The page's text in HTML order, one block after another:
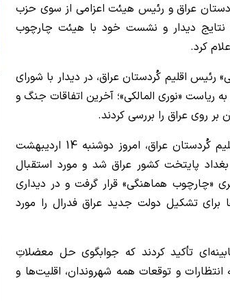
عراق و رئیس هیئت اعزامی از سوی حزب
نتایج دیدار و نشست خود با هیئت چارچوب
کرد.
رئیس اقلیم کُردستان عراق، در دیدار با شورای
ریاست «نوری المالکی»؛ آخرین اتفاقات جنگ و
روی عراق را بررسی کردند.
«نیچیروان ادریس بارزانی» رئیس اقلیم کُردستان عراق، امروز دوشنبه 14 اردیبهشت
وارد شهر بغداد پایتخت کشور عراق شد و مورد استقبال
«چارچوب هماهنگی» قرار گرفت و در دیداری
تشکیل دولت جدید عراق فدرال را مورد
تأکید کردند که جوابگوی حل معضلاتِ
و توقعات همه شهروندان، اقلیت‌ها و